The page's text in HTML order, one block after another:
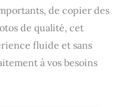
de copier des
de qualité, cet
fluide et sans
à vos besoins